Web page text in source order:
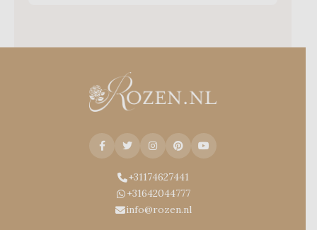
+31174627441
+31642044777
info@rozen.nl